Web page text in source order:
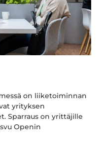
on liiketoiminnan
yrityksen
Sparraus on yrittäjille
Openin